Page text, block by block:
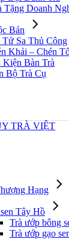
Tặng Doanh
Bản
Tử Sa Thủ Công
Khải – Chén
Kiện Bàn Trà
Bộ Trà Cụ
Hạng
Tây Hồ
Trà ướp bông
Trà ướp gạo